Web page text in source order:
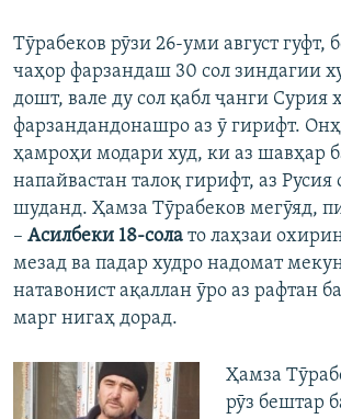
Тӯрабеков рӯзи 26-уми август гуфт,
чаҳор фарзандаш 30 сол зиндагии
дошт, вале ду сол қабл ҷанги Сурия
фарзандандонашро аз ӯ гирифт.
ҳамроҳи модари худ, ки аз шавҳар
напайвастан талоқ гирифт, аз
шуданд. Ҳамза Тӯрабеков мегӯяд,
– Асилбеки 18-сола то лаҳзаи
мезад ва падар худро надомат
натавонист ақаллан ӯро аз рафтан
марг нигаҳ дорад.
Ҳамза
рӯз бештар